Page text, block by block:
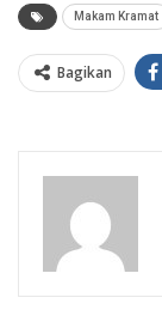
Makam Kramat
Bagikan